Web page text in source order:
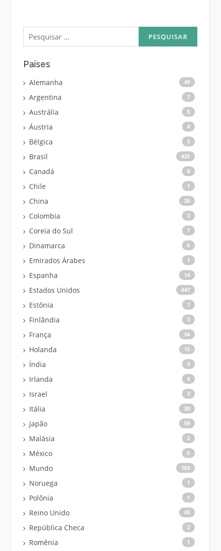
Pesquisar
por:
Países
Alemanha 49
Argentina 7
Austrália 5
Áustria 4
Bélgica 3
Brasil 425
Canadá 8
Chile 1
China 26
Colombia 3
Coreia do Sul 7
Dinamarca 6
Emirados Árabes 1
Espanha 14
Estados Unidos 447
Estônia 1
Finlândia 3
França 34
Holanda 15
Índia 3
Irlanda 4
Israel 3
Itália 30
Japão 59
Malásia 2
México 5
Mundo 103
Noruega 1
Polônia 1
Reino Unido 45
República Checa 2
Romênia 1